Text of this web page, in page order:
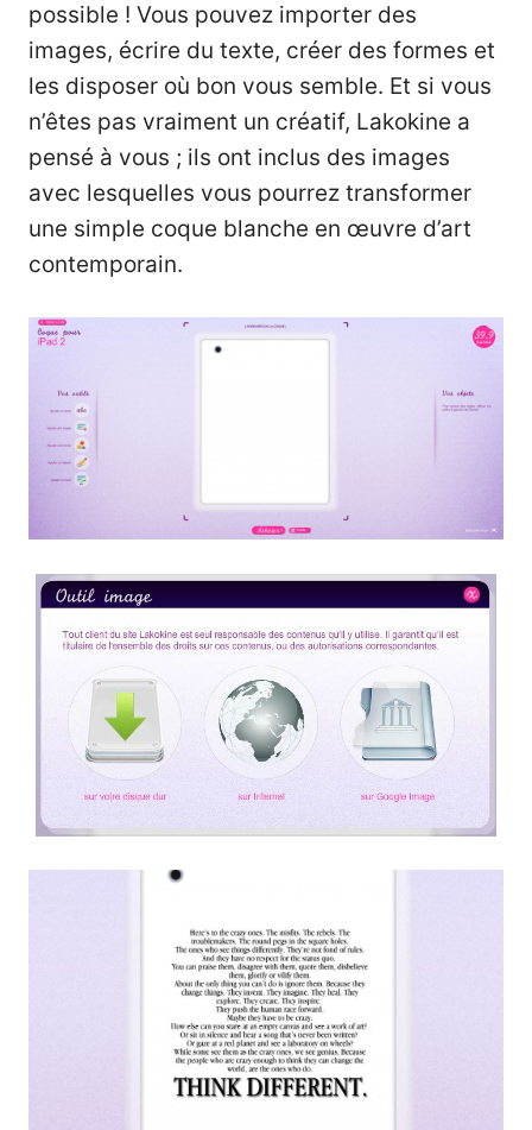
possible ! Vous pouvez importer des
images, écrire du texte, créer des formes et
les disposer où bon vous semble. Et si vous
n’êtes pas vraiment un créatif, Lakokine a
pensé à vous ; ils ont inclus des images
avec lesquelles vous pourrez transformer
une simple coque blanche en œuvre d’art
contemporain.